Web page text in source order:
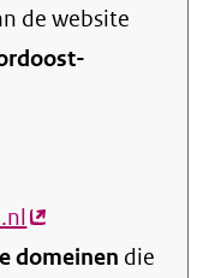
de website
(externe
link)
domeinen die